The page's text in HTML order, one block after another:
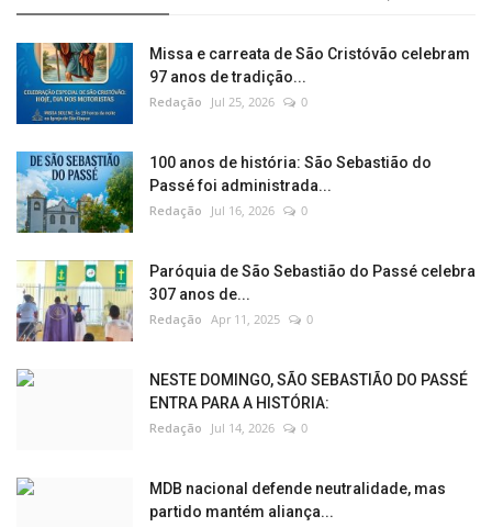
Missa e carreata de São Cristóvão celebram
97 anos de tradição...
Redação Jul 25, 2026 0
100 anos de história: São Sebastião do
Passé foi administrada...
Redação Jul 16, 2026 0
Paróquia de São Sebastião do Passé celebra
307 anos de...
Redação Apr 11, 2025 0
NESTE DOMINGO, SÃO SEBASTIÃO DO PASSÉ
ENTRA PARA A HISTÓRIA:
Redação Jul 14, 2026 0
MDB nacional defende neutralidade, mas
partido mantém aliança...